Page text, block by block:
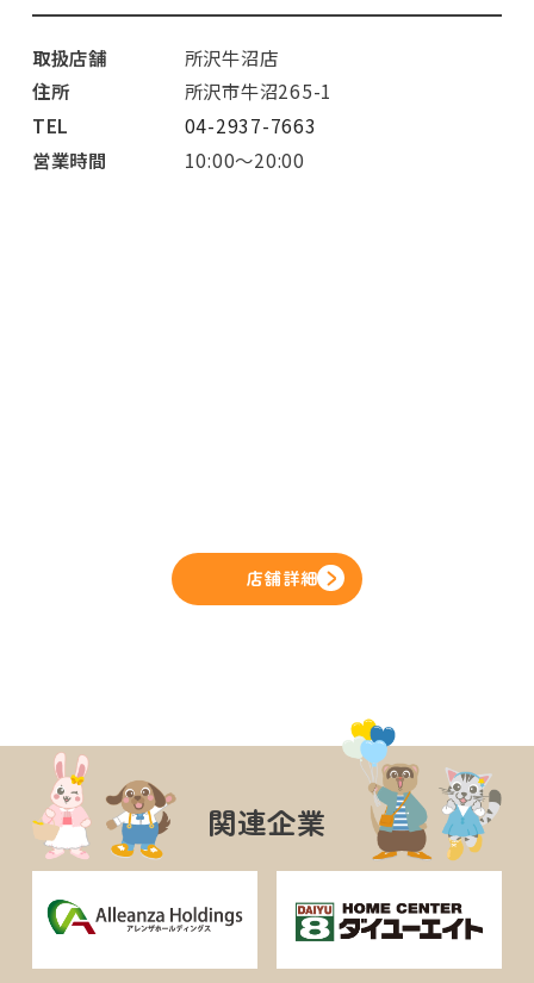
取扱店舗
所沢牛沼店
住所
所沢市牛沼265-1
TEL
04-2937-7663
営業時間
10:00～20:00
店舗詳細
関連企業